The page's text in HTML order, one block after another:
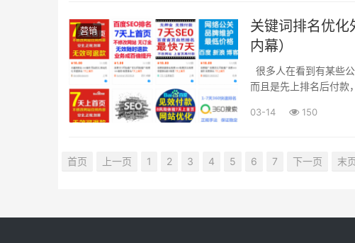
营销
关键词排名优化
内幕）
很多人在看到有某些
而且是先上排名后付款
03-14 150
首页 上一页 1 2 3 4 5 6 7 下一页 末